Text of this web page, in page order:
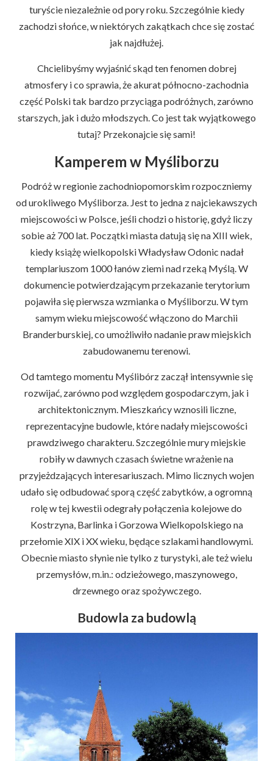
turyście niezależnie od pory roku. Szczególnie kiedy
zachodzi słońce, w niektórych zakątkach chce się zostać
jak najdłużej.
Chcielibyśmy wyjaśnić skąd ten fenomen dobrej
atmosfery i co sprawia, że akurat północno-zachodnia
część Polski tak bardzo przyciąga podróżnych, zarówno
starszych, jak i dużo młodszych. Co jest tak wyjątkowego
tutaj? Przekonajcie się sami!
Kamperem w Myśliborzu
Podróż w regionie zachodniopomorskim rozpoczniemy
od urokliwego Myśliborza. Jest to jedna z najciekawszych
miejscowości w Polsce, jeśli chodzi o historię, gdyż liczy
sobie aż 700 lat. Początki miasta datują się na XIII wiek,
kiedy książę wielkopolski Władysław Odonic nadał
templariuszom 1000 łanów ziemi nad rzeką Myślą. W
dokumencie potwierdzającym przekazanie terytorium
pojawiła się pierwsza wzmianka o Myśliborzu. W tym
samym wieku miejscowość włączono do Marchii
Branderburskiej, co umożliwiło nadanie praw miejskich
zabudowanemu terenowi.
Od tamtego momentu Myślibórz zaczął intensywnie się
rozwijać, zarówno pod względem gospodarczym, jak i
architektonicznym. Mieszkańcy wznosili liczne,
reprezentacyjne budowle, które nadały miejscowości
prawdziwego charakteru. Szczególnie mury miejskie
robiły w dawnych czasach świetne wrażenie na
przyjeżdzających interesariuszach. Mimo licznych wojen
udało się odbudować sporą część zabytków, a ogromną
rolę w tej kwestii odegrały połączenia kolejowe do
Kostrzyna, Barlinka i Gorzowa Wielkopolskiego na
przełomie XIX i XX wieku, będące szlakami handlowymi.
Obecnie miasto słynie nie tylko z turystyki, ale też wielu
przemysłów, m.in.: odzieżowego, maszynowego,
drzewnego oraz spożywczego.
Budowla za budowlą